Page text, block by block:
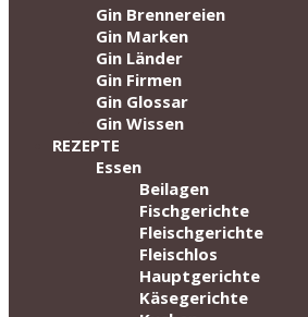
Gin Brennereien
Gin Marken
Gin Länder
Gin Firmen
Gin Glossar
Gin Wissen
REZEPTE
Essen
Beilagen
Fischgerichte
Fleischgerichte
Fleischlos
Hauptgerichte
Käsegerichte